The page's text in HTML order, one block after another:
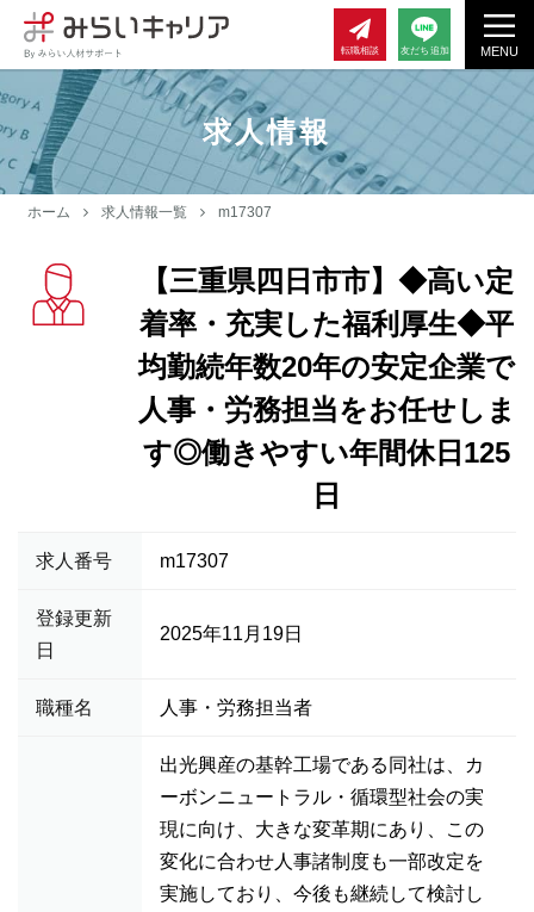
MENU
転職相談 友だち追加
求人情報
ホーム 求人情報一覧 m17307
【三重県四日市市】◆高い定
着率・充実した福利厚生◆平
均勤続年数20年の安定企業で
人事・労務担当をお任せしま
す◎働きやすい年間休日125
日
求人番号 m17307
登録更新
日
2025年11月19日
職種名 人事・労務担当者
出光興産の基幹工場である同社は、カ
ーボンニュートラル・循環型社会の実
現に向け、大きな変革期にあり、この
変化に合わせ人事諸制度も一部改定を
実施しており、今後も継続して検討し